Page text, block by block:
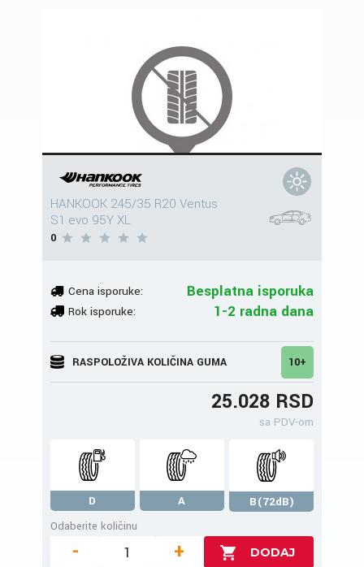
HANKOOK 245/35 R20 Ventus
S1 evo 95Y XL
0
Cena isporuke: Besplatna isporuka
Rok isporuke: 1-2 radna dana
RASPOLOŽIVA KOLIČINA GUMA 10+
25.028 RSD
sa PDV-om
D A
B(72dB)
Odaberite količinu
- +